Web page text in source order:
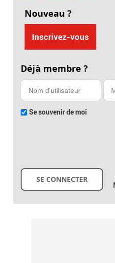
Nouveau ?
Inscrivez-vous
Déjà membre ?
Se souvenir de moi